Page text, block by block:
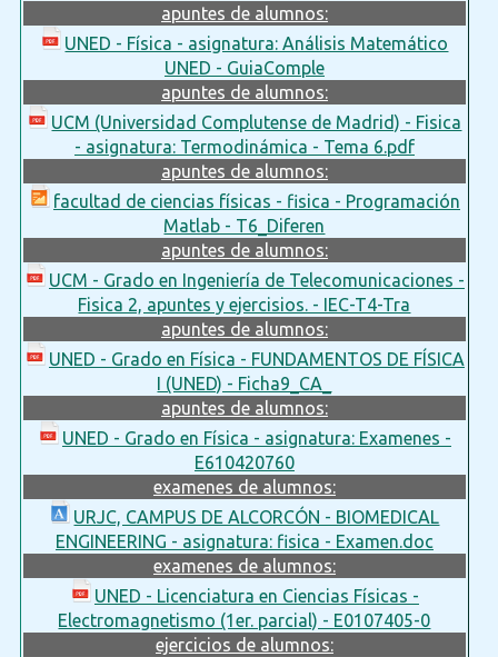
apuntes de alumnos:
UNED - Física - asignatura: Análisis Matemático
UNED - GuiaComple
apuntes de alumnos:
UCM (Universidad Complutense de Madrid) - Fisica
- asignatura: Termodinámica - Tema 6.pdf
apuntes de alumnos:
facultad de ciencias físicas - fisica - Programación
Matlab - T6_Diferen
apuntes de alumnos:
UCM - Grado en Ingeniería de Telecomunicaciones -
Fisica 2, apuntes y ejercisios. - IEC-T4-Tra
apuntes de alumnos:
UNED - Grado en Física - FUNDAMENTOS DE FÍSICA
I (UNED) - Ficha9_CA_
apuntes de alumnos:
UNED - Grado en Física - asignatura: Examenes -
E610420760
examenes de alumnos:
URJC, CAMPUS DE ALCORCÓN - BIOMEDICAL
ENGINEERING - asignatura: fisica - Examen.doc
examenes de alumnos:
UNED - Licenciatura en Ciencias Físicas -
Electromagnetismo (1er. parcial) - E0107405-0
ejercicios de alumnos: